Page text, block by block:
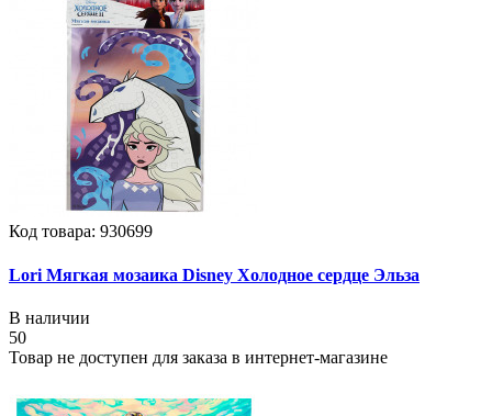
Код товара: 930699
Lori Мягкая мозаика Disney Холодное сердце Эльза
В наличии
50
Товар не доступен для заказа в интернет-магазине